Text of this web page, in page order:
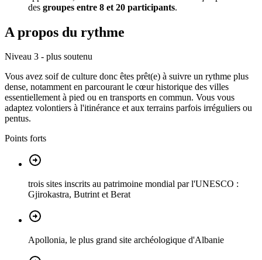
des groupes entre 8 et 20 participants.
A propos du rythme
Niveau 3 - plus soutenu
Vous avez soif de culture donc êtes prêt(e) à suivre un rythme plus
dense, notamment en parcourant le cœur historique des villes
essentiellement à pied ou en transports en commun. Vous vous
adaptez volontiers à l'itinérance et aux terrains parfois irréguliers ou
pentus.
Points forts
trois sites inscrits au patrimoine mondial par l'UNESCO :
Gjirokastra, Butrint et Berat
Apollonia, le plus grand site archéologique d'Albanie